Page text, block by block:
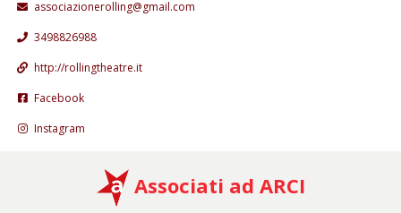
associazionerolling@gmail.com
3498826988
http://rollingtheatre.it
Facebook
Instagram
Associati ad ARCI